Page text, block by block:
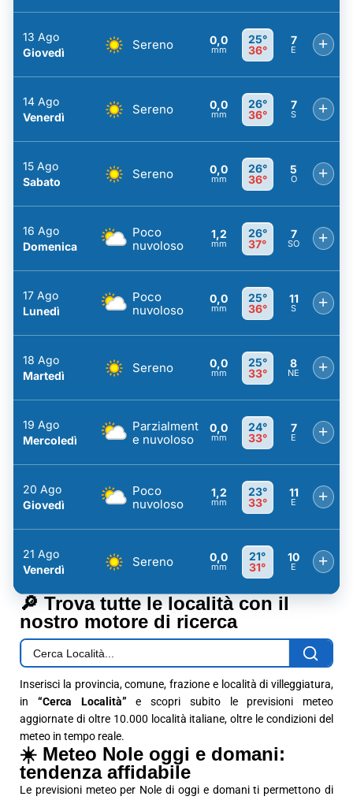
13 Ago
Giovedì
Sereno 0,0
mm
25°
36°
7
E +
14 Ago
Venerdì
Sereno 0,0
mm
26°
36°
7
S +
15 Ago
Sabato
Sereno 0,0
mm
26°
36°
5
O +
16 Ago
Domenica
Poco
nuvoloso
1,2
mm
26°
37°
7
SO +
17 Ago
Lunedì
Poco
nuvoloso
0,0
mm
25°
36°
11
S +
18 Ago
Martedì
Sereno 0,0
mm
25°
33°
8
NE +
19 Ago
Mercoledì
Parzialment
e nuvoloso
0,0
mm
24°
33°
7
E +
20 Ago
Giovedì
Poco
nuvoloso
1,2
mm
23°
33°
11
E +
21 Ago
Venerdì
Sereno 0,0
mm
21°
31°
10
E +
🔎 Trova tutte le località con il
nostro motore di ricerca
Inserisci la provincia, comune, frazione e località di villeggiatura,
in “Cerca Località” e scopri subito le previsioni meteo
aggiornate di oltre 10.000 località italiane, oltre le condizioni del
meteo in tempo reale.
☀️ Meteo Nole oggi e domani:
tendenza affidabile
Le previsioni meteo per Nole di oggi e domani ti permettono di